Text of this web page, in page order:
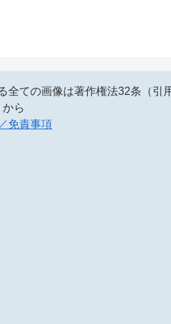
全ての画像は著作権法32条（引
から
免責事項